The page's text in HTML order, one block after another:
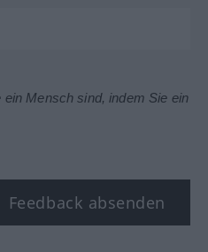
Mensch sind, indem Sie ein
Feedback absenden